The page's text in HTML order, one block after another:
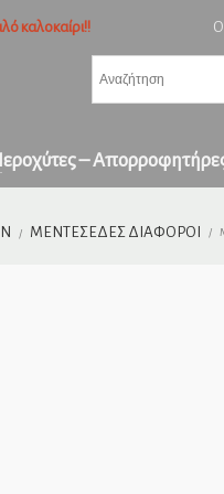
ειδών και επιβεβαίωση παραγγελίας.
επικοινωνήστε μαζί μας στο
καλοκαίρι!!
–
ΜΕΝΤΕΣΈΔΕΣ ΔΙΆΦΟΡΟΙ